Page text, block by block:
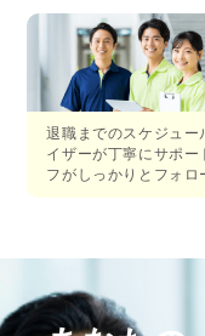
退職までのスケジュ
イザーが丁寧にサポー
フがしっかりとフォロ